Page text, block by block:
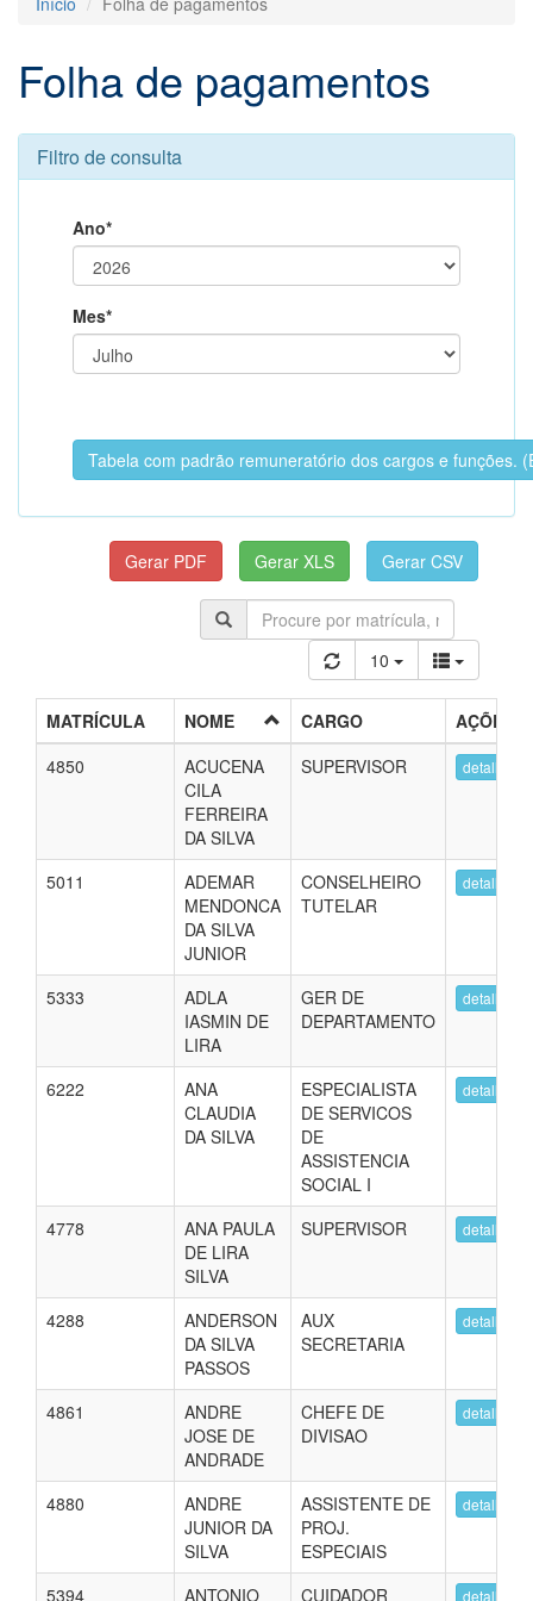
Folha de pagamentos
Filtro de consulta
Ano*
Mes*
Tabela com padrão remuneratório dos cargos e funções.
10
MATRÍCULA NOME CARGO
AÇÕES
4850
ACUCENA
CILA
FERREIRA
DA SILVA
SUPERVISOR detalhes
5011
ADEMAR
MENDONCA
DA SILVA
JUNIOR
CONSELHEIRO
TUTELAR
detalhes
5333
ADLA
IASMIN DE
LIRA
GER DE
DEPARTAMENTO
detalhes
6222
ANA
CLAUDIA
DA SILVA
ESPECIALISTA
DE SERVICOS
DE
ASSISTENCIA
SOCIAL I
detalhes
4778
ANA PAULA
DE LIRA
SILVA
SUPERVISOR detalhes
4288
ANDERSON
DA SILVA
PASSOS
AUX
SECRETARIA
detalhes
4861
ANDRE
JOSE DE
ANDRADE
CHEFE DE
DIVISAO
detalhes
4880
ANDRE
JUNIOR DA
SILVA
ASSISTENTE DE
PROJ.
ESPECIAIS
detalhes
5394 ANTONIO CUIDADOR detalhes